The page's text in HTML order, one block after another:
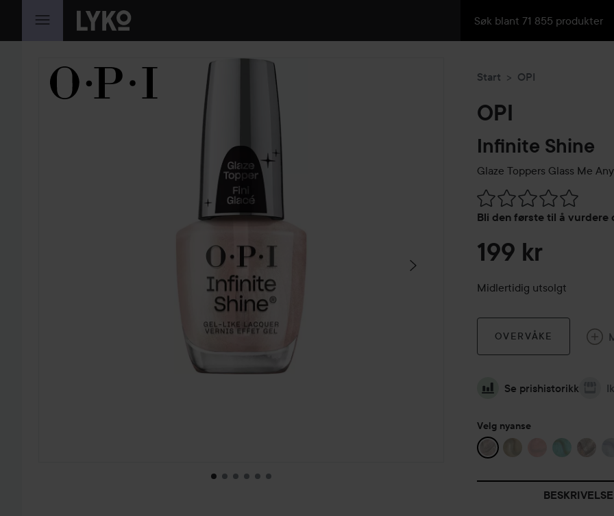
GÅ TIL INNHOLD
HOPP OVER SEKSJON Start OPI
OPI
Infinite Shine
Glaze Toppers Glass Me
Bli den første til å
Gå til Vurderinger &
199 kr
Midlertidig utsolgt
OVERVÅKE
Se prishistorikk
Velg nyanse
BESKRIVELSE